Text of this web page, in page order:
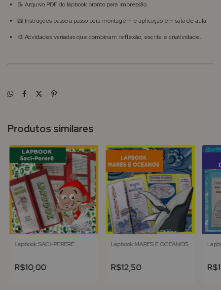
📝 Arquivo PDF do lapbook pronto para impressão.
📖 Instruções passo a passo para montagem e aplicação em sala de aula.
🎨 Atividades variadas que combinam reflexão, escrita e criatividade.
Produtos similares
Lapbook SACI-PERERÊ
R$10,00
Lapbook MARES E OCEANOS
R$12,50